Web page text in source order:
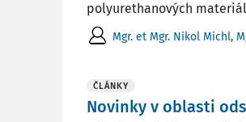
polyurethanových
Mgr. et Mgr. Nikol Michl,
ČLÁNKY
Novinky v oblasti